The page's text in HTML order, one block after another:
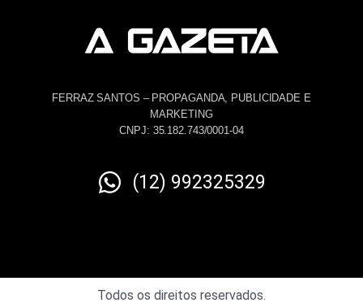
FERRAZ SANTOS – PROPAGANDA, PUBLICIDADE E
MARKETING
CNPJ: 35.182.743/0001-04
(12) 992325329
Todos os direitos reservados.